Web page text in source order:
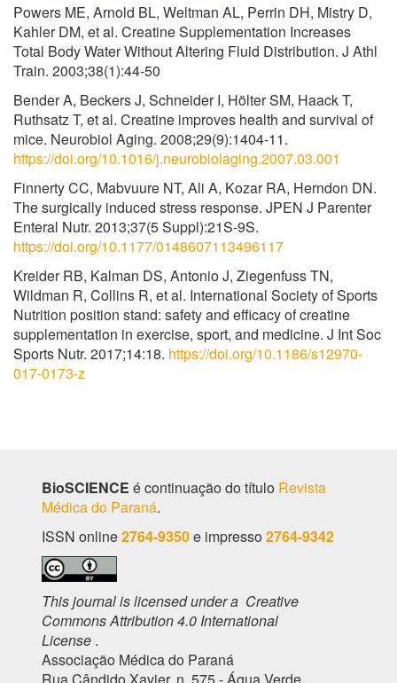
Powers ME, Arnold BL, Weltman AL, Perrin DH, Mistry D,
Kahler DM, et al. Creatine Supplementation Increases
Total Body Water Without Altering Fluid Distribution. J Athl
Train. 2003;38(1):44-50
Bender A, Beckers J, Schneider I, Hölter SM, Haack T,
Ruthsatz T, et al. Creatine improves health and survival of
mice. Neurobiol Aging. 2008;29(9):1404-11.
https://doi.org/10.1016/j.neurobiolaging.2007.03.001
Finnerty CC, Mabvuure NT, Ali A, Kozar RA, Herndon DN.
The surgically induced stress response. JPEN J Parenter
Enteral Nutr. 2013;37(5 Suppl):21S-9S.
https://doi.org/10.1177/0148607113496117
Kreider RB, Kalman DS, Antonio J, Ziegenfuss TN,
Wildman R, Collins R, et al. International Society of Sports
Nutrition position stand: safety and efficacy of creatine
supplementation in exercise, sport, and medicine. J Int Soc
Sports Nutr. 2017;14:18. https://doi.org/10.1186/s12970-
017-0173-z
BioSCIENCE é continuação do título Revista
Médica do Paraná.
ISSN online2764-9350e impresso 2764-9342
This journal is licensed under a Creative
Commons Attribution 4.0 International
License .
Associação Médica do Paraná